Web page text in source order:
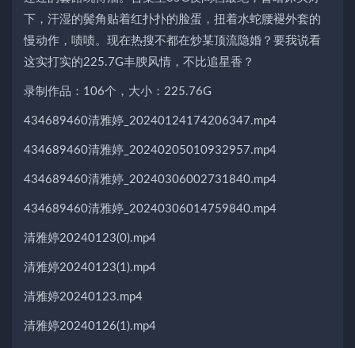
下，汗湿的鬓角贴着红扑扑的脸蛋，扭着水蛇腰褪外套的
慢动作，啧啧。现在热搜不都在炒某顶流隐婚？要我说看
这实打实的225.7G丰腴风情，不比追星香？
录制作品：106个，大小：225.76G
434689460清雅婷_20240124174206347.mp4
434689460清雅婷_20240205010932957.mp4
434689460清雅婷_20240306002731840.mp4
434689460清雅婷_20240306014759840.mp4
清雅婷20240123(0).mp4
清雅婷20240123(1).mp4
清雅婷20240123.mp4
清雅婷20240126(1).mp4